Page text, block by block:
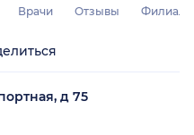
Врачи Отзывы Филиалы
д 75